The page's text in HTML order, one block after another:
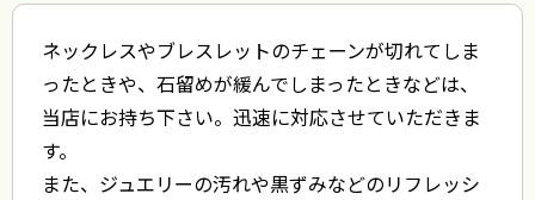
ネックレスやブレスレットのチェーンが切れてしま
ったときや、石留めが緩んでしまったときなどは、
当店にお持ち下さい。迅速に対応させていただきま
す。
また、ジュエリーの汚れや黒ずみなどのリフレッシ